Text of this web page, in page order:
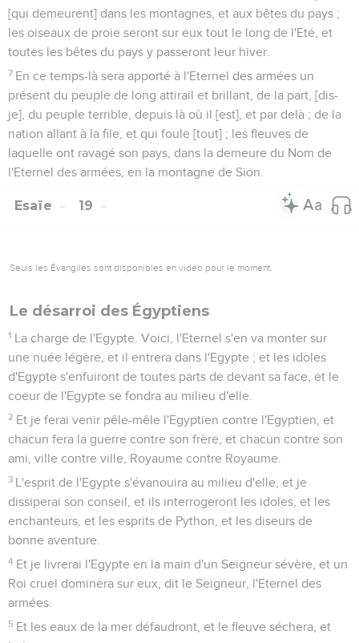
[qui demeurent] dans les montagnes, et aux bêtes du pays ;
les oiseaux de proie seront sur eux tout le long de l'Eté, et
toutes les bêtes du pays y passeront leur hiver.
7 En ce temps-là sera apporté à l'Eternel des armées un
présent du peuple de long attirail et brillant, de la part, [dis-
je], du peuple terrible, depuis là où il [est], et par delà ; de la
nation allant à la file, et qui foule [tout] ; les fleuves de
laquelle ont ravagé son pays, dans la demeure du Nom de
l'Eternel des armées, en la montagne de Sion.
Esaïe 19
Seuls les Évangiles sont disponibles en vidéo pour le moment.
Le désarroi des Égyptiens
1 La charge de l'Egypte. Voici, l'Eternel s'en va monter sur
une nuée légère, et il entrera dans l'Egypte ; et les idoles
d'Egypte s'enfuiront de toutes parts de devant sa face, et le
coeur de l'Egypte se fondra au milieu d'elle.
2 Et je ferai venir pêle-mêle l'Egyptien contre l'Egyptien, et
chacun fera la guerre contre son frère, et chacun contre son
ami, ville contre ville, Royaume contre Royaume.
3 L'esprit de l'Egypte s'évanouira au milieu d'elle, et je
dissiperai son conseil, et ils interrogeront les idoles, et les
enchanteurs, et les esprits de Python, et les diseurs de
bonne aventure.
4 Et je livrerai l'Egypte en la main d'un Seigneur sévère, et un
Roi cruel dominera sur eux, dit le Seigneur, l'Eternel des
armées.
5 Et les eaux de la mer défaudront, et le fleuve séchera, et